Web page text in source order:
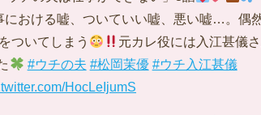
における嘘、ついていい嘘、悪い嘘…。偶
ついてしまう
元カレ役には入江甚儀
#ウチの夫 #松岡茉優 #ウチ入江甚儀
HocLeIjumS